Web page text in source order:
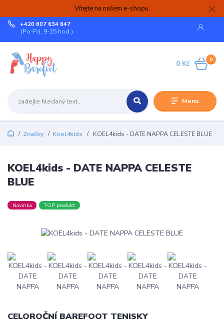
Vítejte na našem e-shopu.
Menu
+420 607 634 647
(Po-Pá, 9-15 hod.)
0
0 Kč
Značky Koel4kids KOEL4kids - DATE NAPPA CELESTE BLUE
KOEL4kids - DATE NAPPA CELESTE
BLUE
Novinka TOP produkt
CELOROČNÍ BAREFOOT TENISKY